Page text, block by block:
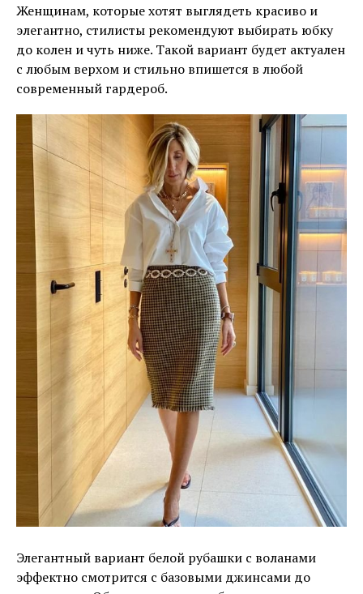
Женщинам, которые хотят выглядеть красиво и
элегантно, стилисты рекомендуют выбирать юбку
до колен и чуть ниже. Такой вариант будет актуален
с любым верхом и стильно впишется в любой
современный гардероб.
Элегантный вариант белой рубашки с воланами
эффектно смотрится с базовыми джинсами до